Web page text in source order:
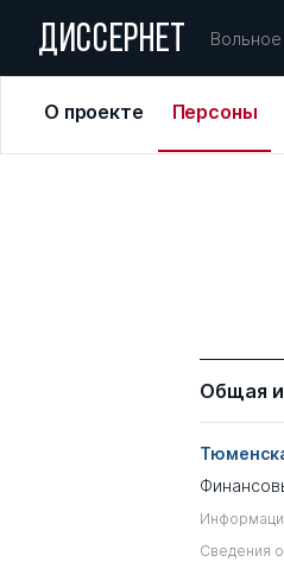
ДИССЕРНЕТ
О проекте Персоны
Общая
Сведения